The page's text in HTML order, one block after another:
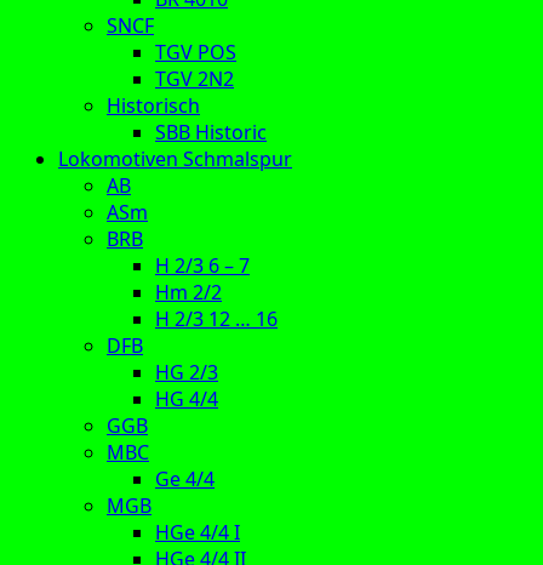
SNCF
TGV POS
TGV 2N2
Historisch
SBB Historic
Lokomotiven Schmalspur
AB
ASm
BRB
H 2/3 6 – 7
Hm 2/2
H 2/3 12 … 16
DFB
HG 2/3
HG 4/4
GGB
MBC
Ge 4/4
MGB
HGe 4/4 I
HGe 4/4 II